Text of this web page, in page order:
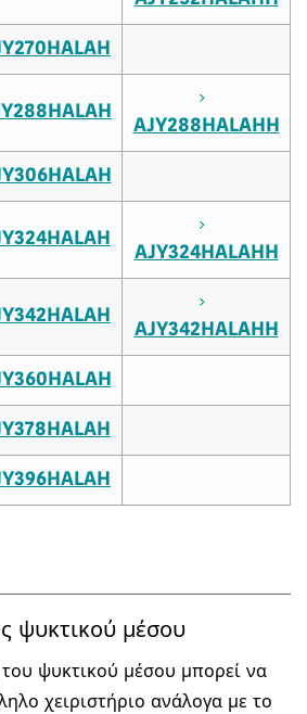
AJY288HALAHH
AJY324HALAHH
AJY342HALAHH
ψυκτικού μέσου
ψυκτικού μέσου μπορεί να
χειριστήριο ανάλογα με το